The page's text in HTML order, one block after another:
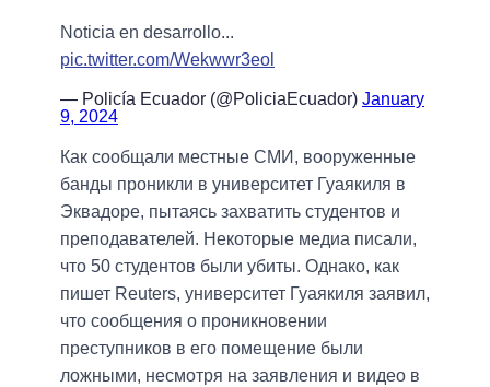
Noticia en desarrollo...
pic.twitter.com/Wekwwr3eol
— Policía Ecuador (@PoliciaEcuador) January
9, 2024
Как сообщали местные СМИ, вооруженные
банды проникли в университет Гуаякиля в
Эквадоре, пытаясь захватить студентов и
преподавателей. Некоторые медиа писали,
что 50 студентов были убиты. Однако, как
пишет Reuters, университет Гуаякиля заявил,
что сообщения о проникновении
преступников в его помещение были
ложными, несмотря на заявления и видео в